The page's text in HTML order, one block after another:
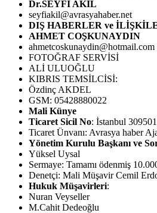
Dr.SEYFİ AKİL
seyfiakil@avrasyahaber.net
DIŞ HABERLER ve
AHMET COŞKUNAYDIN
ahmetcoskunaydin@hotmail.com
FOTOĞRAF SERVİSİ
ALİ ULUOĞLU
KIBRIS TEMSİLCİSİ:
Özdinç AKDEL
GSM: 05428880022
Mali Künye
Ticaret Sicil No: İstanbul 309501
Ticaret Ünvanı: Avrasya haber
Yönetim Kurulu Başkanı ve
Yüksel Uysal
Sermaye: Tamamı ödenmiş
Denetçi: Mali Müşavir Cemil
Hukuk Müşavirleri:
Nuran Veyseller
M.Cahit Dedeoğlu